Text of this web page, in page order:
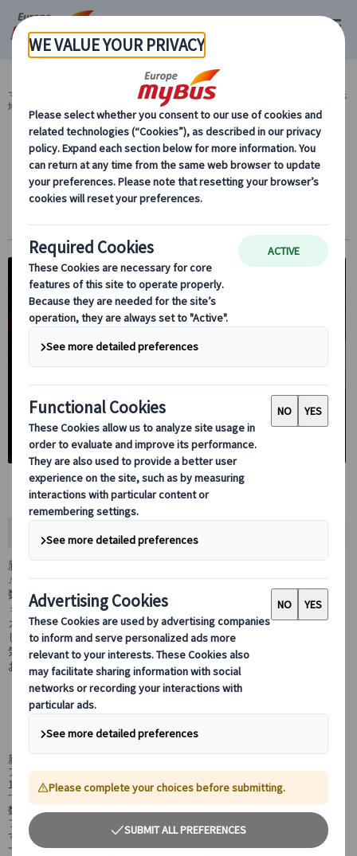
マイバス・ヨーロッパ スペイン (54) バルセロナ (29)
スペイン 人気観光
地 (15)
FCバルセロナ・カンプノウ スタジアム (1)
【プライベート】バルサ・ミュージアム・ツ
アー入場観光! サッカーがもっと面白くなる
おすすめポイント
新しくリニューアルした
♪
数々の名選手を生み出したFC BARCELONAの公式オフィシャル・
ミュージアム・ツアー。現地でサッカー事情を体感している日本語
ガイドと一緒に観光します。サッカーファンでもそうでなくても楽
しめるツアーとなっております。プライベートなので他のお客様に
気兼ねすることなく、現地情報をじっくりと聞けるチャンスです。
お客様にあわせたペースでご観光いただけます。
日本語観光ガイド貸切で、フットボールの
「聖地」をプライベート観光♪
新カンプ・ノウ計画が着々と進んでいるSpotifyカンプ・ノウ・スタジ
アム。
1957年に建設された今のスタジアムを土台に壮大なリフォームを進め
ているSpotifyカンプ・ノウをみれるのは今がチャンス。
数々の優勝の歴史や歴代の有名選手、歴代ユニフォームなどサッカー
ファンなら一度は見てみたいものがオフィシャル・ミュージアムには
ずらっと並んでいます。
一度バルセロナに来られた方にもオススメのプランです♪